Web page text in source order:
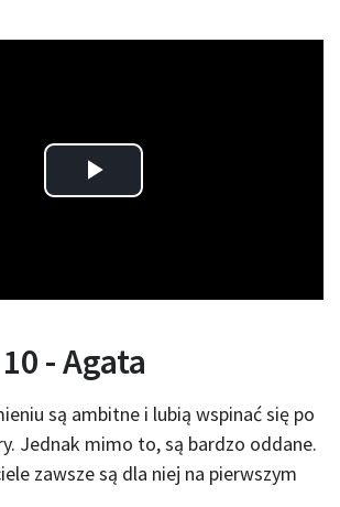
Play
- Agata
są ambitne i lubią wspinać się po
Jednak mimo to, są bardzo oddane.
zawsze są dla niej na pierwszym